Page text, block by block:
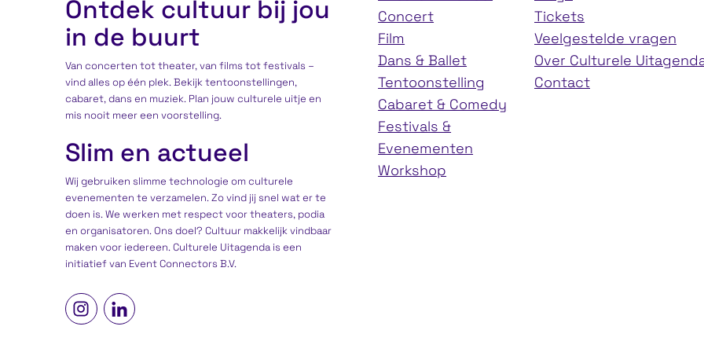
Ontdek cultuur bij jou
in de buurt
Van concerten tot theater, van films tot festivals –
vind alles op één plek. Bekijk tentoonstellingen,
cabaret, dans en muziek. Plan jouw culturele uitje en
mis nooit meer een voorstelling.
Slim en actueel
Wij gebruiken slimme technologie om culturele
evenementen te verzamelen. Zo vind jij snel wat er te
doen is. We werken met respect voor theaters, podia
en organisatoren. Ons doel? Cultuur makkelijk vindbaar
maken voor iedereen. Culturele Uitagenda is een
initiatiefvan Event Connectors B.V.
Concert
Film
Dans & Ballet
Tentoonstelling
Cabaret & Comedy
Festivals &
Evenementen
Workshop
Tickets
Veelgestelde vragen
Over Culturele
Contact